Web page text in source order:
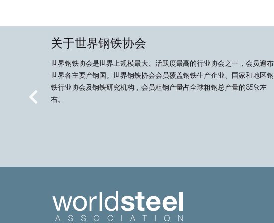
关于世界钢铁协会
世界钢铁协会是世界上规模最大、活跃度最高的行业协会之一，会员遍布
世界各主要产钢国。世界钢铁协会会员覆盖钢铁生产企业、国家和地区钢
铁行业协会及钢铁研究机构，会员粗钢产量占全球粗钢总产量的85%左
右。
Previous